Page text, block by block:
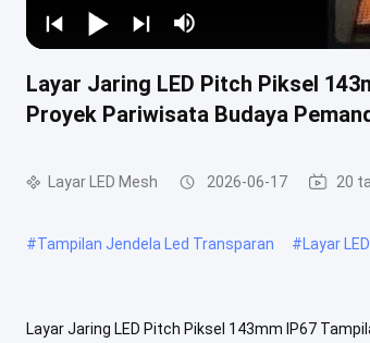
Layar Jaring LED Pitch Piksel
Proyek Pariwisata Budaya
Layar LED Mesh 2026-06-17 20
#Tampilan Jendela Led Transparan #Layar
Layar Jaring LED Pitch Piksel 143mm IP67